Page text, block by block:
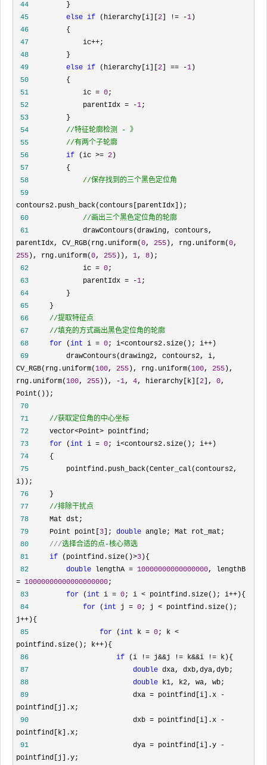
44
45
else if (hierarchy[i][ 2 ] != -1
46
47
             ic++
48
49
else if (hierarchy[i][ 2 ] == -1
50
51
             ic =
0
52
             parentIdx = -
1
53
54
//
55
//有两个子轮廓
56
if (ic >= 2
57
58
//保存找到的三个黑色定位角
59
60
//画出三个黑色定位角的轮廓
61
             drawContours(drawing, contours,
parentIdx, CV_RGB(rng.uniform(0, 255 ), rng.uniform(0
255 ), rng.uniform(0, 255 )), 1, 8
62
             ic =
0
63
             parentIdx = -
1
64
65
66
//
67
//填充的方式画出黑色定位角的轮廓
68
for (int i = 0; i<contours2.size(); i++
69
         drawContours(drawing2, contours2, i,
CV_RGB(rng.uniform(100, 255 ), rng.uniform(100, 255 ),
rng.uniform(100, 255 )), -1, 4, hierarchy[k][ 2 ], 0,
70
71
//获取定位角的中心坐标
72
     vector<Point>
73
for (int i = 0; i<contours2.size(); i++
74
75
        pointfind.push_back(Center_cal(contours2,
76
77
//排除干扰点
78
79
     Point point[
3 ]; double
80
///选择合适的点-核心筛选
81
if (pointfind.size()>3
82
double lengthA = 10000000000000000, lengthB
= 10000000000000000000
83
for (int i = 0; i < pointfind.size(); i++
84
for (int j = 0; j < pointfind.size();
j++
85
for (int k = 0; k <
pointfind.size(); k++
86
if (i != j&&j != k&&i !=
87
double
88
double
89
                         dxa = pointfind[i].x -
90
                         dxb = pointfind[i].x -
91
                         dya = pointfind[i].y -